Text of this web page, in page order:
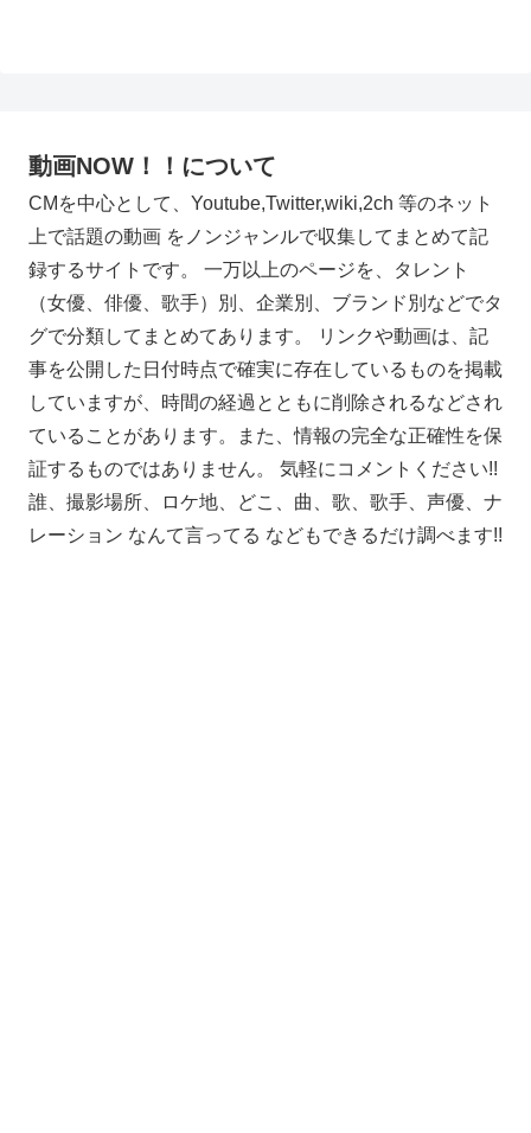
動画NOW！！について
CMを中心として、Youtube,Twitter,wiki,2ch 等のネット
上で話題の動画 をノンジャンルで収集してまとめて記
録するサイトです。 一万以上のページを、タレント
（女優、俳優、歌手）別、企業別、ブランド別などでタ
グで分類してまとめてあります。 リンクや動画は、記
事を公開した日付時点で確実に存在しているものを掲載
していますが、時間の経過とともに削除されるなどされ
ていることがあります。また、情報の完全な正確性を保
証するものではありません。 気軽にコメントください!!
誰、撮影場所、ロケ地、どこ、曲、歌、歌手、声優、ナ
レーション なんて言ってる などもできるだけ調べます!!